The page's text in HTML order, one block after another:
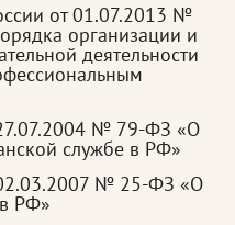
от 01.07.2013 №
организации и
деятельности
№ 79-ФЗ «О
службе в РФ»
№ 25-ФЗ «О
РФ»